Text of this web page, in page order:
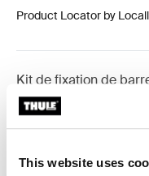
This website uses
Product Locator by
Kit de fixation de
équipés de barres